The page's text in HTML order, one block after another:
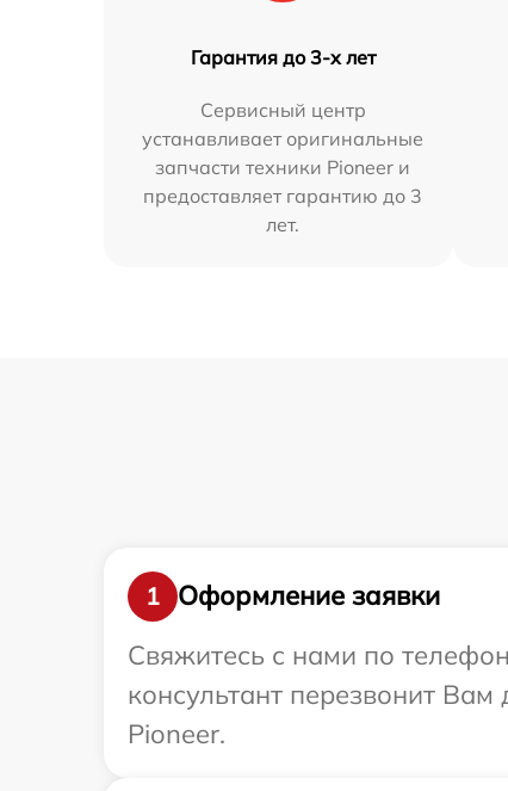
Гарантия до 3-х лет
Сервисный центр
устанавливает оригинальные
запчасти техники Pioneer и
предоставляет гарантию до 3
лет.
1
Оформление заявки
Свяжитесь с нами по
консультант перезвонит
Pioneer.